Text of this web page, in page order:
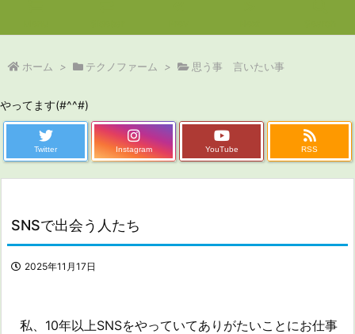
ホーム > テクノファーム > 思う事 言いたい事
やってます(#^^#)
Twitter Instagram YouTube RSS
SNSで出会う人たち
2025年11月17日
私、10年以上SNSをやっていてありがたいことにお仕事